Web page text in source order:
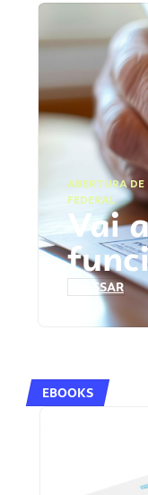
ABERTURA DE
FEDERAL
Vai
ACESSAR
EBOOKS